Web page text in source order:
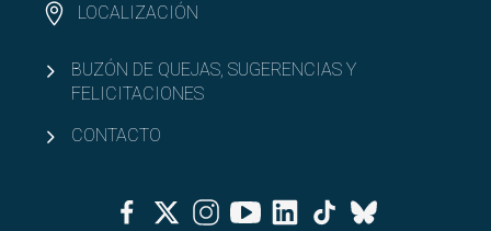
LOCALIZACIÓN
BUZÓN DE QUEJAS, SUGERENCIAS Y
FELICITACIONES
CONTACTO
FacebookTwitterInstagramYoutubeLinkedinTiktok
Bluesky